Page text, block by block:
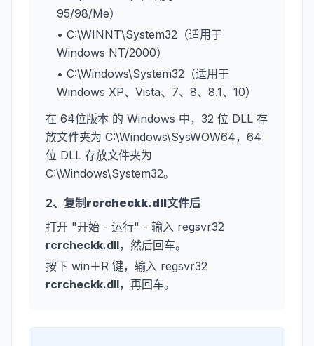
95/98/Me）
• C:\WINNT\System32（适用于
Windows NT/2000）
• C:\Windows\System32（适用于
Windows XP、Vista、7、8、8.1、10）
在 64位版本 的 Windows 中，32 位 DLL 存
放文件夹为 C:\Windows\SysWOW64，64
位 DLL 存放文件夹为
C:\Windows\System32。
2、复制 rcrcheckk.dll文件后
打开 "开始 - 运行" - 输入 regsvr32
rcrcheckk.dll，然后回车。
按下 win＋R 键，输入 regsvr32
rcrcheckk.dll，再回车。